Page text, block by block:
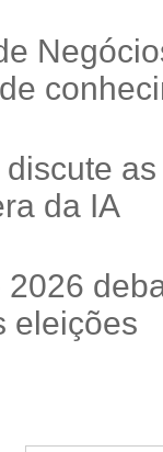
da IA
2026
eleições